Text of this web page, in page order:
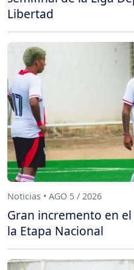
Libertad
Noticias • AGO 5 / 2026
Gran incremento en
la Etapa Nacional